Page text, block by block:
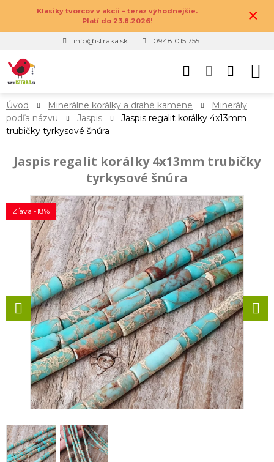
Klasiky tvorcov v akcii – teraz výhodnejšie.
Platí do 23.8.2026!
×
info@istraka.sk 0948 015 755
Úvod Minerálne korálky a drahé kamene
Minerály
podľa názvu
Jaspis
Jaspis regalit korálky 4x13mm
trubičky tyrkysové šnúra
Jaspis regalit korálky 4x13mm trubičky
tyrkysové šnúra
Zľava -18%